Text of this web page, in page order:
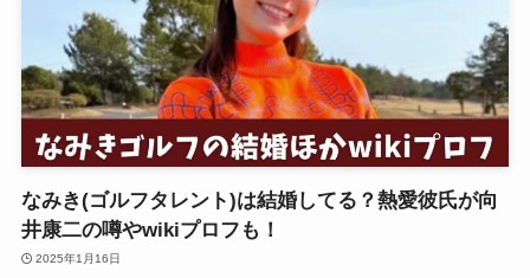
なみき(ゴルフタレント)は結婚してる？熱愛彼氏が向
井康二の噂やwikiプロフも！
2025年1月16日